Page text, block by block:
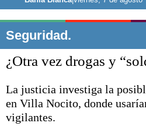
Punta
El
Deportes
Seguridad.
¿Otra vez drogas y
La justicia investiga la
en Villa Nocito, donde
vigilantes.